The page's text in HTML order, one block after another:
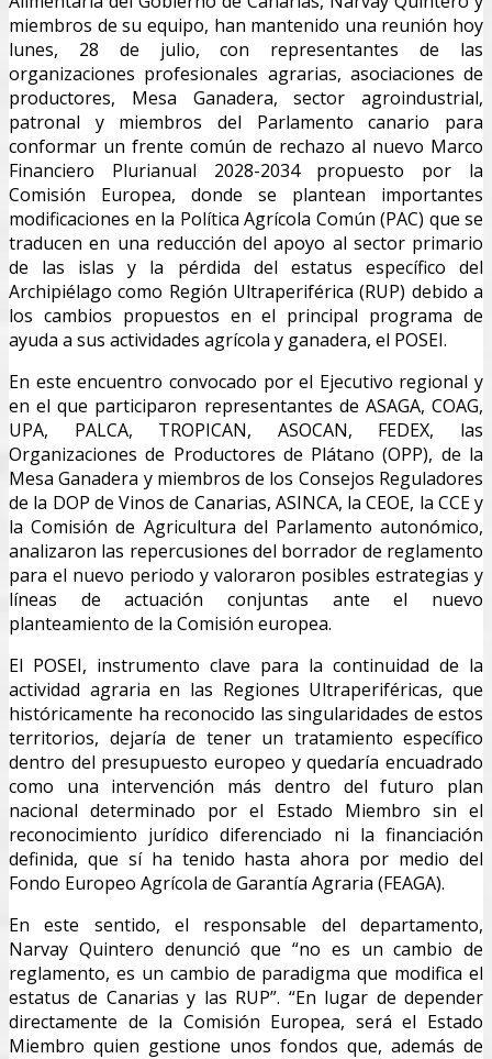
miembros de su equipo, han mantenido una reunión hoy
lunes, 28 de julio, con representantes de las
organizaciones profesionales agrarias, asociaciones de
productores, Mesa Ganadera, sector agroindustrial,
patronal y miembros del Parlamento canario para
conformar un frente común de rechazo al nuevo Marco
Financiero Plurianual 2028-2034 propuesto por la
Comisión Europea, donde se plantean importantes
modificaciones en la Política Agrícola Común (PAC) que se
traducen en una reducción del apoyo al sector primario
de las islas y la pérdida del estatus específico del
Archipiélago como Región Ultraperiférica (RUP) debido a
los cambios propuestos en el principal programa de
ayuda a sus actividades agrícola y ganadera, el POSEI.
En este encuentro convocado por el Ejecutivo regional y
en el que participaron representantes de ASAGA, COAG,
UPA, PALCA, TROPICAN, ASOCAN, FEDEX, las
Organizaciones de Productores de Plátano (OPP), de la
Mesa Ganadera y miembros de los Consejos Reguladores
de la DOP de Vinos de Canarias, ASINCA, la CEOE, la CCE y
la Comisión de Agricultura del Parlamento autonómico,
analizaron las repercusiones del borrador de reglamento
para el nuevo periodo y valoraron posibles estrategias y
líneas de actuación conjuntas ante el nuevo
planteamiento de la Comisión europea.
El POSEI, instrumento clave para la continuidad de la
actividad agraria en las Regiones Ultraperiféricas, que
históricamente ha reconocido las singularidades de estos
territorios, dejaría de tener un tratamiento específico
dentro del presupuesto europeo y quedaría encuadrado
como una intervención más dentro del futuro plan
nacional determinado por el Estado Miembro sin el
reconocimiento jurídico diferenciado ni la financiación
definida, que sí ha tenido hasta ahora por medio del
Fondo Europeo Agrícola de Garantía Agraria (FEAGA).
En este sentido, el responsable del departamento,
Narvay Quintero denunció que “no es un cambio de
reglamento, es un cambio de paradigma que modifica el
estatus de Canarias y las RUP”. “En lugar de depender
directamente de la Comisión Europea, será el Estado
Miembro quien gestione unos fondos que, además de